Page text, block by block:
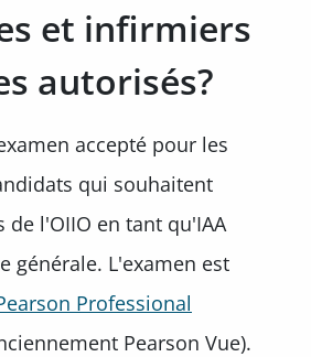
et infirmiers
autorisés?
accepté pour les
qui souhaitent
de l'OIIO en tant qu'IAA
générale. L'examen est
Professional
Pearson Vue).